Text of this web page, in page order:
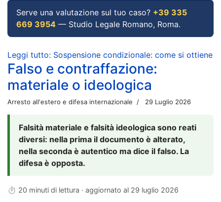
Serve una valutazione sul tuo caso? +39 335
669 3954 — Studio Legale Romano, Roma.
Leggi tutto: Sospensione condizionale: come si ottiene
Falso e contraffazione:
materiale o ideologica
Arresto all'estero e difesa internazionale 29 Luglio 2026
Falsità materiale e falsità ideologica sono reati
diversi: nella prima il documento è alterato,
nella seconda è autentico ma dice il falso. La
difesa è opposta.
⏱ 20 minuti di lettura · aggiornato al 29 luglio 2026